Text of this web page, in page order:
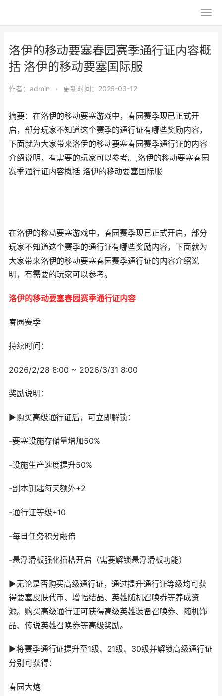
洛伊的移动要塞春园赛季通行证内容概
括 洛伊的移动要塞国际服
作者： admin • 更新时间：2026-03-12
摘要：在洛伊的移动要塞游戏中，春园赛季现已正式开
启，部分玩家不知道这个赛季的通行证有哪些奖励内容，
下面就为大家带来洛伊的移动要塞春园赛季通行证的内容
介绍说明，有需要的玩家可以参考。,洛伊的移动要塞春园
赛季通行证内容概括 洛伊的移动要塞国际服
在洛伊的移动要塞游戏中，春园赛季现已正式开启，部分
玩家不知道这个赛季的通行证有哪些奖励内容，下面就为
大家带来洛伊的移动要塞春园赛季通行证的内容介绍说
明，有需要的玩家可以参考。
洛伊的移动要塞春园赛季通行证内容
春园赛季
持续时间：
2026/2/28 8:00 ~ 2026/3/31 8:00
奖励说明：
▶购买高级通行证后，可立即解锁：
-要塞设施存储量增加50%
-设施生产速度提升50%
-副本钥匙每天额外+2
-通行证等级+10
-每日任务积分翻倍
-悬浮滑板强化插槽开启（需要解锁悬浮滑板功能）
▶无论是否购买高级通行证，通过提升通行证等级均可获
得要塞皮肤代币、增幅结晶、英雄随机召唤券等养成资
源。购买高级通行证可获得高级英雄装备召唤券、随机饰
品、传说英雄召唤券等高级奖励。
▶将赛季通行证提升至1级、21级、30级并解锁高级通行证
分别可获得：
春园大炮